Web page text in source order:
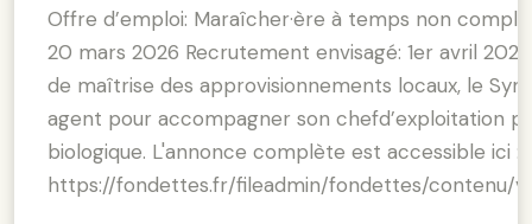
Offre d’emploi: Maraîcher·ère à temps non
20 mars 2026 Recrutement envisagé: 1er avril
de maîtrise des approvisionnements locaux, le
agent pour accompagner son chefd’exploitation
biologique. L'annonce complète est accessible ici :
https://fondettes.fr/fileadmin/fondettes/contenu/